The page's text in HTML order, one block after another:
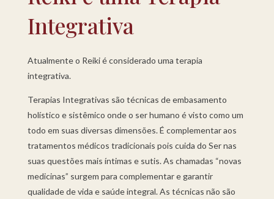
Integrativa
Atualmente o Reiki é considerado uma terapia
integrativa.
Terapias Integrativas são técnicas de embasamento
holístico e sistêmico onde o ser humano é visto como um
todo em suas diversas dimensões. É complementar aos
tratamentos médicos tradicionais pois cuida do Ser nas
suas questões mais íntimas e sutis. As chamadas “novas
medicinas” surgem para complementar e garantir
qualidade de vida e saúde integral. As técnicas não são